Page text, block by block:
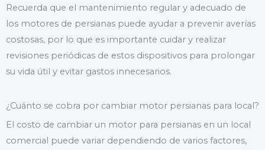
Recuerda que el mantenimiento regular y adecuado de
los motores de persianas puede ayudar a prevenir averías
costosas, por lo que es importante cuidar y realizar
revisiones periódicas de estos dispositivos para prolongar
su vida útil y evitar gastos innecesarios.
¿Cuánto se cobra por cambiar motor persianas para local?
El costo de cambiar un motor para persianas en un local
comercial puede variar dependiendo de varios factores,